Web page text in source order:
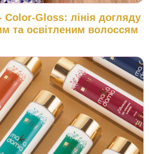
Color-Gloss: лінія догляду
та освітленим волоссям